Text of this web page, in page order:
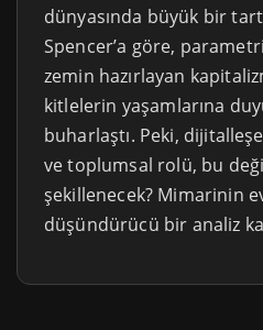
dünyasında büyük bir
Spencer’a göre,
zemin hazırlayan
kitlelerin yaşamlarına
buharlaştı. Peki,
ve toplumsal rolü, bu
şekillenecek? Mimarinin
düşündürücü bir analiz